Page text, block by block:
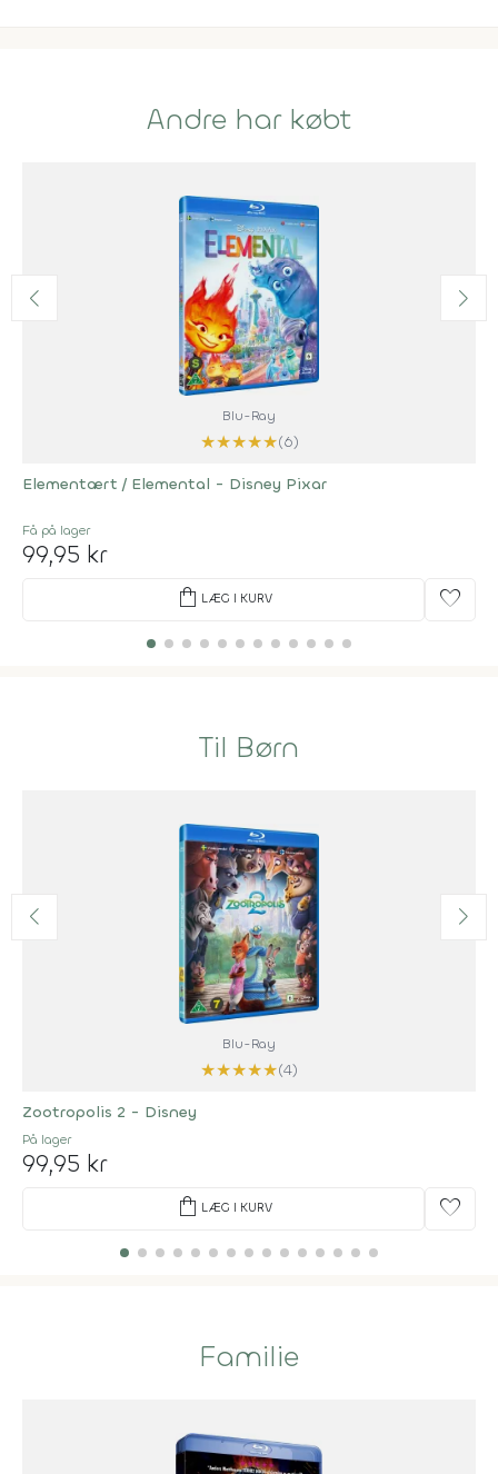
Andre har købt
Blu-Ray
★★★★★(6)
Elementært / Elemental - Disney Pixar
Få på lager
99,95 kr
shopping_bag LÆG I KURV favorite
Til Børn
Blu-Ray
★★★★★(4)
Zootropolis 2 - Disney
På lager
99,95 kr
shopping_bag LÆG I KURV favorite
Familie